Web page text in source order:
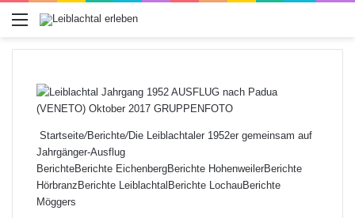
Menü
Startseite/Berichte/Die Leiblachtaler 1952er gemeinsam auf
Jahrgänger-Ausflug
BerichteBerichte EichenbergBerichte HohenweilerBerichte
Hörbranz Berichte Leiblachtal Berichte LochauBerichte
Möggers